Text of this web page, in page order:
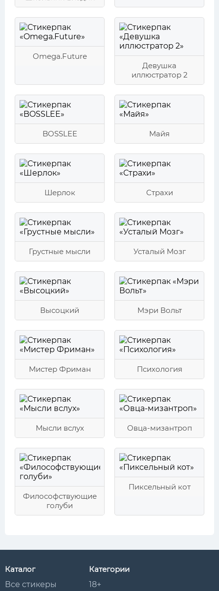
Omega.Future
Девушка
иллюстратор 2
BOSSLEE Майя
Шерлок Страхи
Грустные мысли Усталый Мозг
Высоцкий Мэри Вольт
Мистер Фриман Психология
Мысли вслух Овца-мизантроп
Философствующие
голуби
Пиксельный кот
Каталог
Все стикеры
Категории
18+